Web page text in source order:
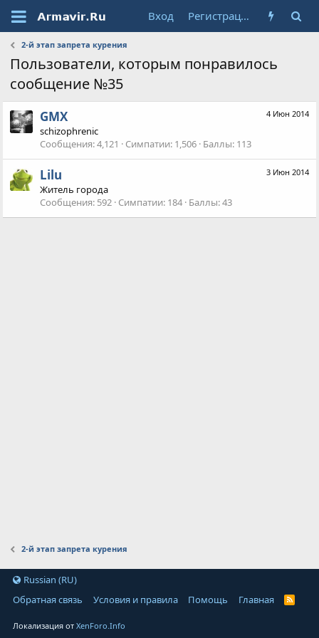
Вход Регистрация
2-й этап запрета курения
Пользователи, которым понравилось
сообщение №35
4 Июн 2014
GMX
schizophrenic
Сообщения 4,121 Симпатии 1,506 Баллы 113
3 Июн 2014
Lilu
Житель города
Сообщения 592 Симпатии 184 Баллы 43
2-й этап запрета курения
Russian (RU)
Обратная связь
Условия и правила Помощь Главная
Локализация отXenForo.Info